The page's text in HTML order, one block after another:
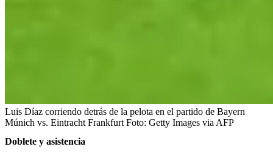
Luis Díaz corriendo detrás de la pelota en el partido de Bayern
Múnich vs. Eintracht Frankfurt Foto: Getty Images via AFP
Doblete y asistencia